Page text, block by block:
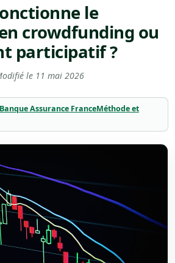
le
crowdfunding ou
participatif ?
le 11 mai 2026
Assurance FranceMéthode et